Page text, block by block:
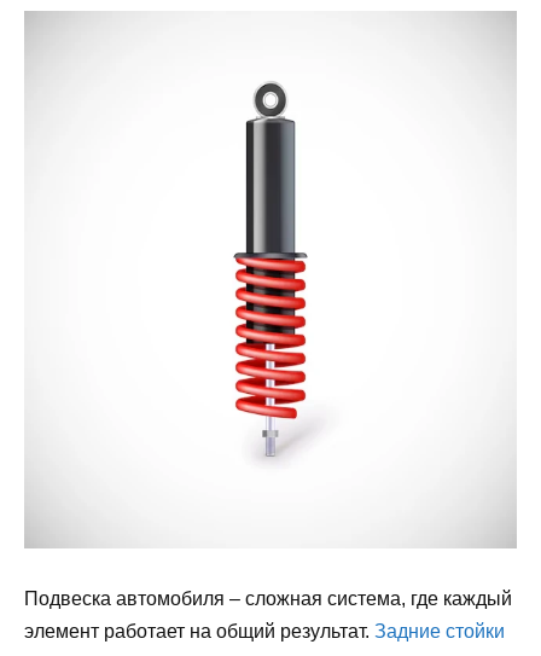
Подвеска автомобиля – сложная система, где каждый
элемент работает на общий результат. Задние стойки